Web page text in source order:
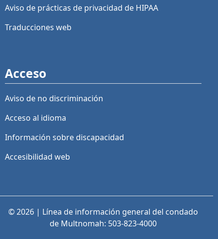
Aviso de prácticas de privacidad de HIPAA
Traducciones web
Acceso
Aviso de no discriminación
Acceso al idioma
Información sobre discapacidad
Accesibilidad web
© 2026 | Línea de información general del condado
de Multnomah: 503-823-4000